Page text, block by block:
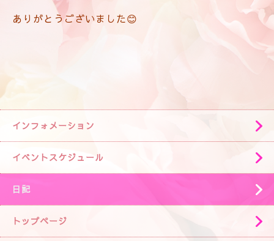
ありがとうございました😊
インフォメーション
イベントスケジュール
日記
トップページ